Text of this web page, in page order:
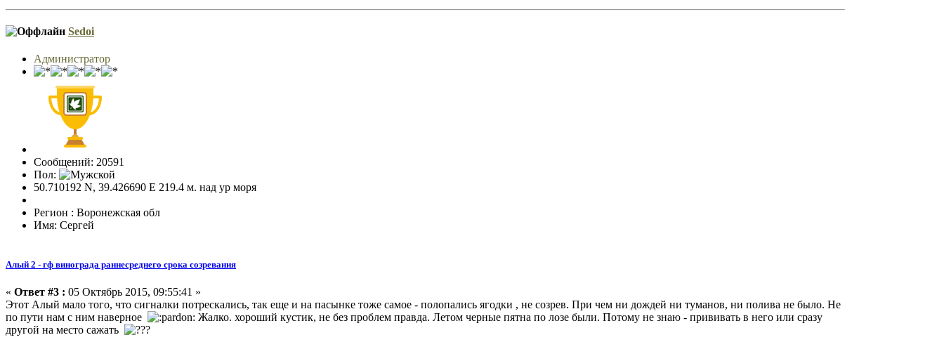
Sedoi
Администратор
Сообщений: 20591
Пол:
50.710192 N, 39.426690 E 219.4 м. над ур моря
Регион : Воронежская обл
Имя: Сергей
Алый 2 - гф винограда раннесреднего срока созревания
« Ответ #3 : 05 Октябрь 2015, 09:55:41 »
Этот Алый мало того, что сигналки потрескались, так еще и на пасынке тоже самое - полопались ягодки , не созрев. При чем ни дождей ни туманов, ни полива не было. Не
по пути нам с ним наверное
Жалко. хороший кустик, не без проблем правда. Летом черные пятна по лозе были. Потому не знаю - прививать в него или сразу
другой на место сажать